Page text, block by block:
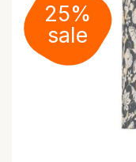
25%
sale